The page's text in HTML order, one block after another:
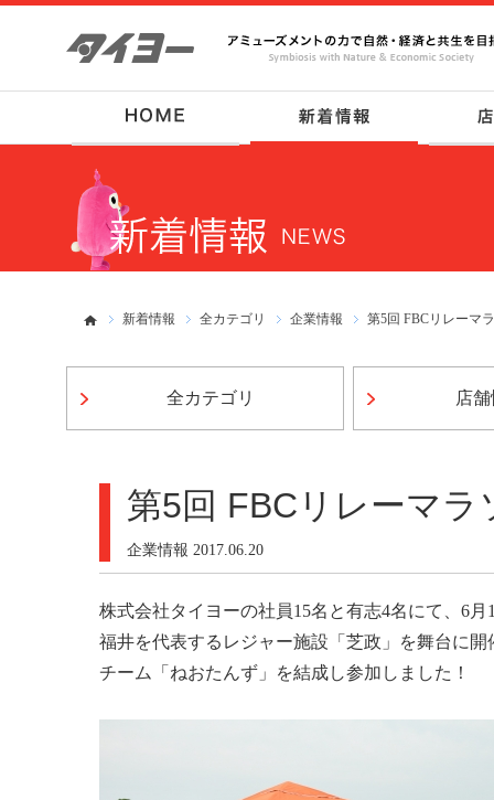
新着情報 全カテゴリ 企業情報 第5回 FBCリレーマ
全カテゴリ 店
第5回 FBCリレーマ
企業情報 2017.06.20
株式会社タイヨーの社員15名と有志4名にて、6月
福井を代表するレジャー施設「芝政」を舞台に
チーム「ねおたんず」を結成し参加しました！